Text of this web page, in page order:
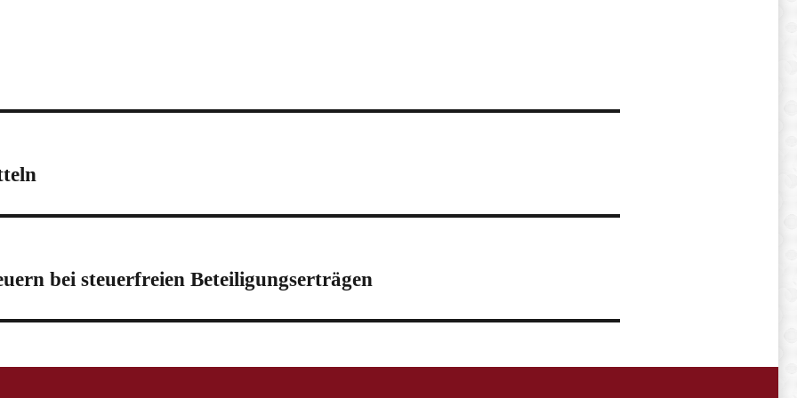
bei steuerfreien Beteiligungserträgen